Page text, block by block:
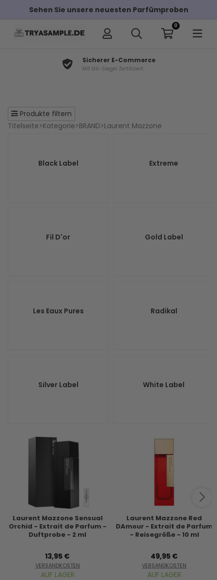
Sehen Sie unsere neuesten Parfümproben
0
Sicherer E-Commerce
Mit EHI-Siegel Zertifiziert
Produkte filtern
Titelseite>Kategorie>BRAND>Laurent Mazzone
Black Label Extreme
Fil D'or Gold Label
Les Eaux Pures Radikal
Silver Label White Label
Laurent Mazzone Sensual
Orchid - Extrait de Parfum -
Duftprobe - 2 ml
13,95 €
VERSANDKOSTEN
AUF LAGER
Laurent Mazzone Red
DAmour - Extrait de Parfum
- Reisegröße - 10 ml
49,95 €
VERSANDKOSTEN
AUF LAGER